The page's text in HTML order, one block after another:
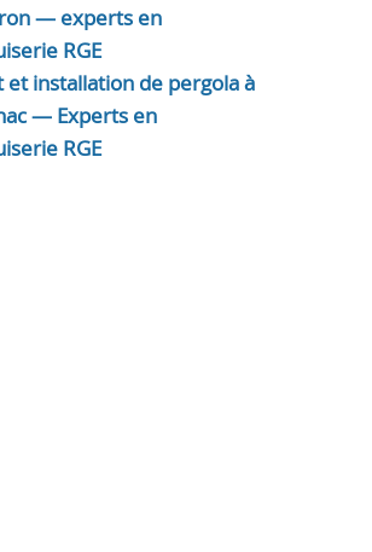
— experts en
RGE
et installation de pergola à
— Experts en
RGE